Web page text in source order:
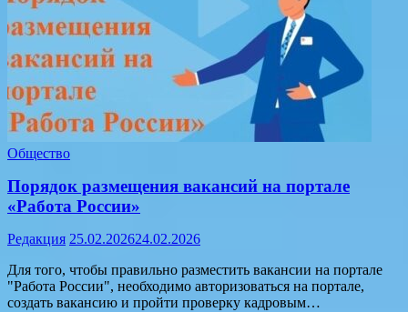
Общество
Порядок размещения вакансий на портале
«Работа России»
Редакция 25.02.202624.02.2026
Для того, чтобы правильно разместить вакансии на портале
"Работа России", необходимо авторизоваться на портале,
создать вакансию и пройти проверку кадровым…